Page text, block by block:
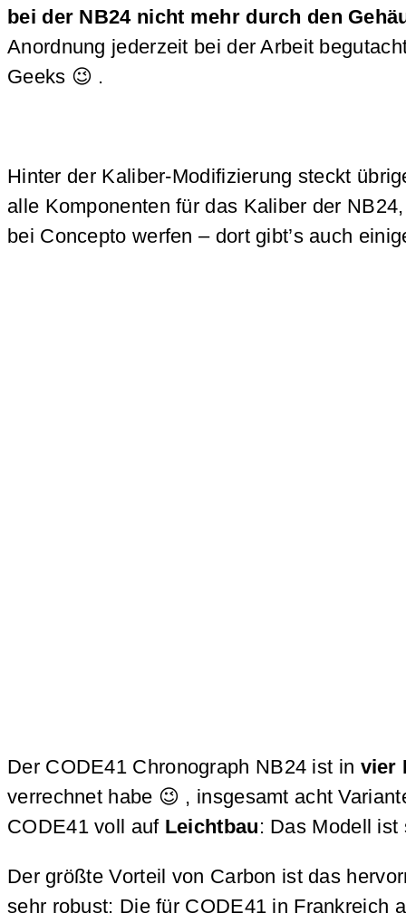
bei der NB24 nicht mehr durch den
Anordnung jederzeit bei der Arbeit
Geeks 😉 .
Hinter der Kaliber-Modifizierung steckt
alle Komponenten für das Kaliber der
bei Concepto werfen – dort gibt’s auch
Der CODE41 Chronograph NB24 ist in vier
verrechnet habe 😉 , insgesamt acht
CODE41 voll auf Leichtbau: Das Modell
Der größte Vorteil von Carbon ist das
sehr robust: Die für CODE41 in Frankreich